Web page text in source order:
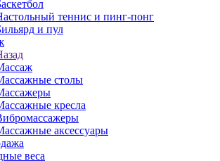
теннис и пинг-понг
и пул
столы
кресла
аксессуары
веса